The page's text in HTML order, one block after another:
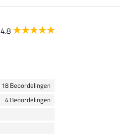
4.8
18 Beoordelingen
4 Beoordelingen